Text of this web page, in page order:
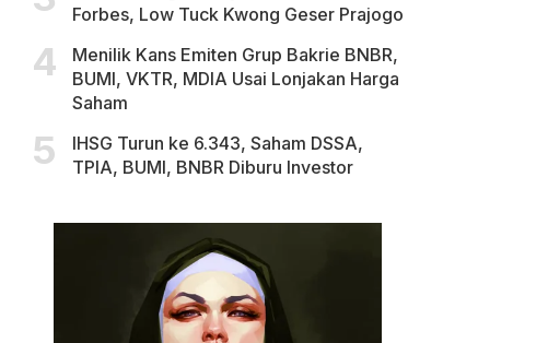
Forbes, Low Tuck Kwong Geser Prajogo
Menilik Kans Emiten Grup Bakrie BNBR,
BUMI, VKTR, MDIA Usai Lonjakan Harga
Saham
IHSG Turun ke 6.343, Saham DSSA,
TPIA, BUMI, BNBR Diburu Investor